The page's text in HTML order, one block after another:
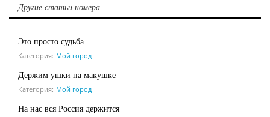
Другие статьи номера
Это просто судьба
Категория: Мой город
Держим ушки на макушке
Категория: Мой город
На нас вся Россия держится